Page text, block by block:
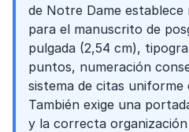
de Notre Dame establece
para el manuscrito de
pulgada (2,54 cm),
puntos, numeración
sistema de citas
También exige una
y la correcta